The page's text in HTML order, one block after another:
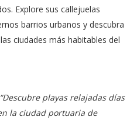
Explore sus callejuelas
barrios urbanos y descubra
ciudades más habitables del
“Descubre playas relajadas días
la ciudad portuaria de